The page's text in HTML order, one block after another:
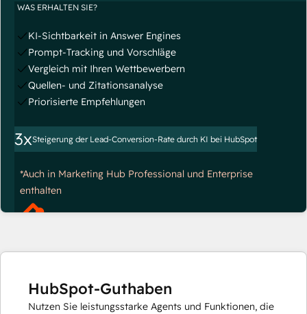
WAS ERHALTEN SIE?
KI-Sichtbarkeit in Answer Engines
Prompt-Tracking und Vorschläge
Vergleich mit Ihren Wettbewerbern
Quellen- und Zitationsanalyse
Priorisierte Empfehlungen
3xSteigerung der Lead-Conversion-Rate durch KI bei HubSpot
*Auch in Marketing Hub Professional und Enterprise
enthalten
HubSpot-Guthaben
Nutzen Sie leistungsstarke Agents und Funktionen, die